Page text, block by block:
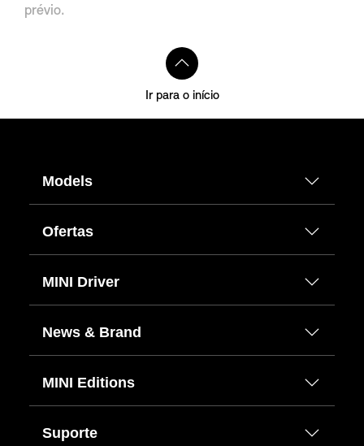
prévio.
Ir para o início
Models
Ofertas
MINI Driver
News & Brand
MINI Editions
Suporte